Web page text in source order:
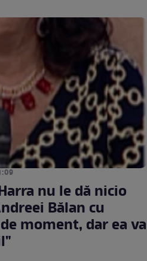
nu le dă nicio
Bălan cu
moment, dar ea va